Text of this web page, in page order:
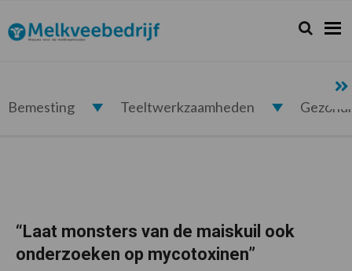
de
hoofdnavigatie
de
hoofd
de
eerste
de
voettekst
Melkveebedrijf.nl Zoeken...
Zoek
Bemesting Teeltwerkzaamheden
“Laat monsters van de maiskuil ook
onderzoeken op mycotoxinen”